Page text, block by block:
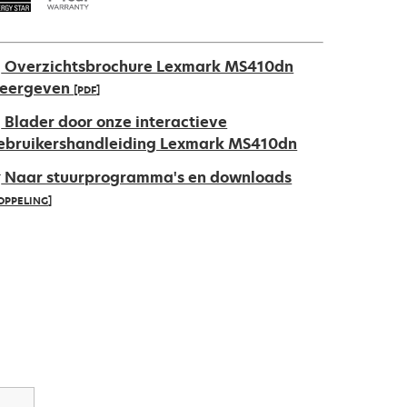
Overzichtsbrochure Lexmark MS410dn
[PDF]
Blader door onze interactieve
Lexmark MS410dn
Naar stuurprogramma's en downloads